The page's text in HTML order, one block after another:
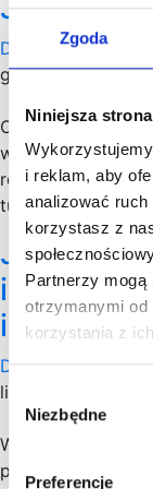
Zgoda
Niniejsza
i reklam, aby
analizować
korzystasz z
Partnerzy mogą
otrzymanymi od
korzystania z
zgody
Niezbędne
Preferencje
Dla przedsiębiorcy
grudzień 2023
Czy
własnego biura
rozpocząć
turystyki?…
Jak
i
Dla
listopad 2023
W dzisiejszym
przeprowadziłem